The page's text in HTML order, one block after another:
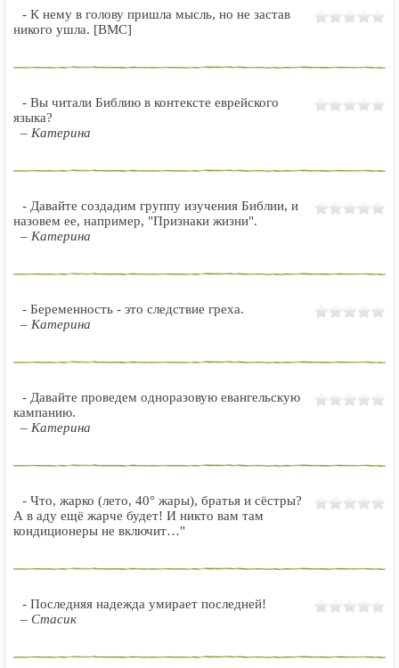
- К нему в голову пришла мысль, но не застав
никого ушла. [ВМС]
- Вы читали Библию в контексте еврейского
языка?
– Катерина
- Давайте создадим группу изучения Библии, и
назовем ее, например, "Признаки жизни".
– Катерина
- Беременность - это следствие греха.
– Катерина
- Давайте проведем одноразовую евангельскую
кампанию.
– Катерина
- Что, жарко (лето, 40° жары), братья и сёстры?
А в аду ещё жарче будет! И никто вам там
кондиционеры не включит…"
- Последняя надежда умирает последней!
– Стасик